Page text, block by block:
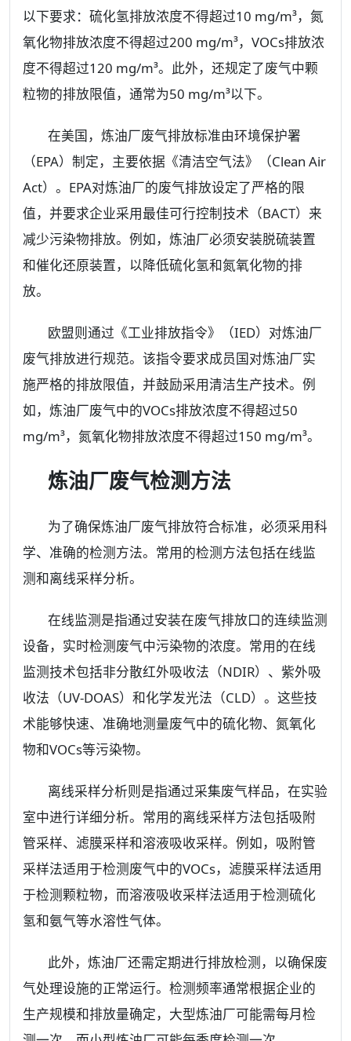
以下要求：硫化氢排放浓度不得超过10 mg/m³，氮
氧化物排放浓度不得超过200 mg/m³，VOCs排放浓
度不得超过120 mg/m³。此外，还规定了废气中颗
粒物的排放限值，通常为50 mg/m³以下。
在美国，炼油厂废气排放标准由环境保护署
（EPA）制定，主要依据《清洁空气法》（Clean Air
Act）。EPA对炼油厂的废气排放设定了严格的限
值，并要求企业采用最佳可行控制技术（BACT）来
减少污染物排放。例如，炼油厂必须安装脱硫装置
和催化还原装置，以降低硫化氢和氮氧化物的排
放。
欧盟则通过《工业排放指令》（IED）对炼油厂
废气排放进行规范。该指令要求成员国对炼油厂实
施严格的排放限值，并鼓励采用清洁生产技术。例
如，炼油厂废气中的VOCs排放浓度不得超过50
mg/m³，氮氧化物排放浓度不得超过150 mg/m³。
炼油厂废气检测方法
为了确保炼油厂废气排放符合标准，必须采用科
学、准确的检测方法。常用的检测方法包括在线监
测和离线采样分析。
在线监测是指通过安装在废气排放口的连续监测
设备，实时检测废气中污染物的浓度。常用的在线
监测技术包括非分散红外吸收法（NDIR）、紫外吸
收法（UV-DOAS）和化学发光法（CLD）。这些技
术能够快速、准确地测量废气中的硫化物、氮氧化
物和VOCs等污染物。
离线采样分析则是指通过采集废气样品，在实验
室中进行详细分析。常用的离线采样方法包括吸附
管采样、滤膜采样和溶液吸收采样。例如，吸附管
采样法适用于检测废气中的VOCs，滤膜采样法适用
于检测颗粒物，而溶液吸收采样法适用于检测硫化
氢和氨气等水溶性气体。
此外，炼油厂还需定期进行排放检测，以确保废
气处理设施的正常运行。检测频率通常根据企业的
生产规模和排放量确定，大型炼油厂可能需每月检